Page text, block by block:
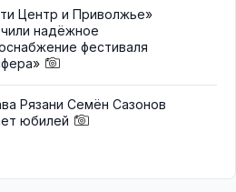
Центр и Приволжье»
надёжное
фестиваля
Рязани Семён Сазонов
юбилей